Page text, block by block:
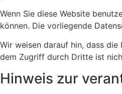
Wenn Sie diese Website
können. Die vorliegende
Wir weisen darauf hin, dass
dem Zugriff durch Dritte ist
Hinweis zur